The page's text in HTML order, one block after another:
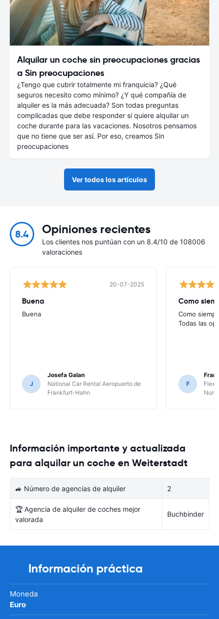
Alquilar un coche sin preocupaciones gracias
a Sin preocupaciones
¿Tengo que cubrir totalmente mi franquicia? ¿Qué
seguros necesito como mínimo? ¿Y qué compañía de
alquiler es la más adecuada? Son todas preguntas
complicadas que debe responder si quiere alquilar un
coche durante para las vacaciones. Nosotros pensamos
que no tiene que ser así. Por eso, creamos Sin
preocupaciones
Ver todos los artículos
8.4 Opiniones recientes
Los clientes nos puntúan con un 8.4/10 de 108006
valoraciones
20-07-2025
Buena
Buena
J
Josefa Galan
National Car Rental Aeropuerto de
Frankfurt-Hahn
Como
Como
Todas las
F
Flex
Información importante y actualizada
para alquilar un coche en Weiterstadt
🚙 Número de agencias de alquiler 2
🏆 Agencia de alquiler de coches mejor
valorada
Buchbinder
Información práctica
Moneda
Euro